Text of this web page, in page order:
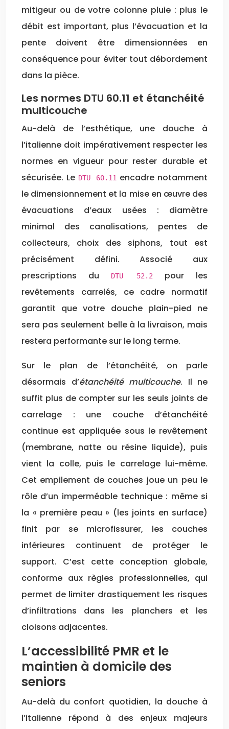
mitigeur ou de votre colonne pluie : plus le
débit est important, plus l’évacuation et la
pente doivent être dimensionnées en
conséquence pour éviter tout débordement
dans la pièce.
Les normes DTU 60.11 et étanchéité
multicouche
Au-delà de l’esthétique, une douche à
l’italienne doit impérativement respecter les
normes en vigueur pour rester durable et
sécurisée. Le DTU 60.11encadre notamment
le dimensionnement et la mise en œuvre des
évacuations d’eaux usées : diamètre
minimal des canalisations, pentes de
collecteurs, choix des siphons, tout est
précisément défini. Associé aux
prescriptions du
DTU 52.2
pour les
revêtements carrelés, ce cadre normatif
garantit que votre douche plain-pied ne
sera pas seulement belle à la livraison, mais
restera performante sur le long terme.
Sur le plan de l’étanchéité, on parle
désormais d’étanchéité multicouche. Il ne
suffit plus de compter sur les seuls joints de
carrelage : une couche d’étanchéité
continue est appliquée sous le revêtement
(membrane, natte ou résine liquide), puis
vient la colle, puis le carrelage lui-même.
Cet empilement de couches joue un peu le
rôle d’un imperméable technique : même si
la « première peau » (les joints en surface)
finit par se microfissurer, les couches
inférieures continuent de protéger le
support. C’est cette conception globale,
conforme aux règles professionnelles, qui
permet de limiter drastiquement les risques
d’infiltrations dans les planchers et les
cloisons adjacentes.
L’accessibilité PMR et le
maintien à domicile des
seniors
Au-delà du confort quotidien, la douche à
l’italienne répond à des enjeux majeurs